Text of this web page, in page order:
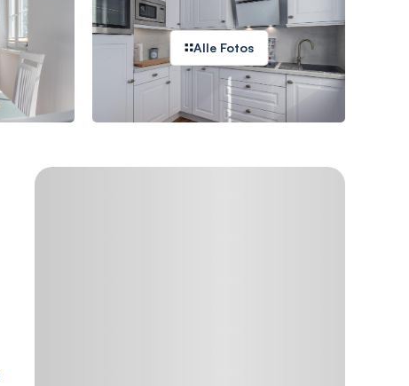
Alle Fotos